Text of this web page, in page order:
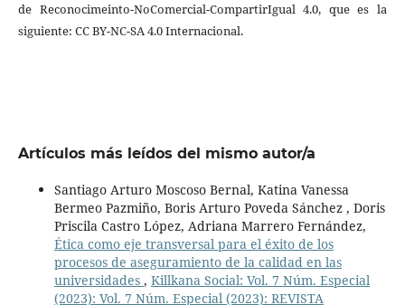
de Reconocimeinto-NoComercial-CompartirIgual 4.0, que es la
siguiente: CC BY-NC-SA 4.0 Internacional.
Artículos más leídos del mismo autor/a
Santiago Arturo Moscoso Bernal, Katina Vanessa
Bermeo Pazmiño, Boris Arturo Poveda Sánchez , Doris
Priscila Castro López, Adriana Marrero Fernández,
Ética como eje transversal para el éxito de los
procesos de aseguramiento de la calidad en las
universidades , Killkana Social: Vol. 7 Núm. Especial
(2023): Vol. 7 Núm. Especial (2023): REVISTA